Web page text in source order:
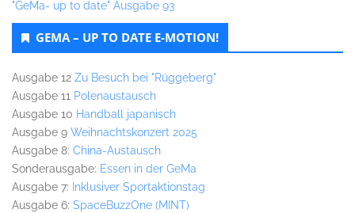
"GeMa- up to date" Ausgabe 93
GEMA – UP TO DATE E-MOTION!
Ausgabe 12 Zu Besuch bei "Rüggeberg"
Ausgabe 11 Polenaustausch
Ausgabe 10 Handball japanisch
Ausgabe 9 Weihnachtskonzert 2025
Ausgabe 8: China-Austausch
Sonderausgabe: Essen in der GeMa
Ausgabe 7: Inklusiver Sportaktionstag
Ausgabe 6: SpaceBuzzOne (MINT)